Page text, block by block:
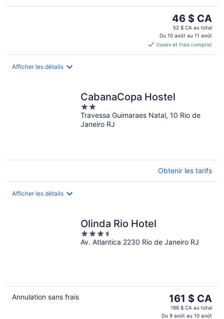
Le
prix
est
de 46 $ CA
par
46 $ CA
52 $ CA au total
Du 10 août au 11 août
(taxes et frais compris)
Afficher les détails
CabanaCopa Hostel
2
out
of
Travessa Guimaraes Natal, 10 Rio de
Janeiro RJ
Obtenir les tarifs
Afficher les détails
Olinda Rio Hotel
3.5
out
Av. Atlantica 2230 Rio de Janeiro RJ
Annulation sans frais
Le
prix
est
161 $ CA
186 $ CA au total
Du 9 août au 10 août